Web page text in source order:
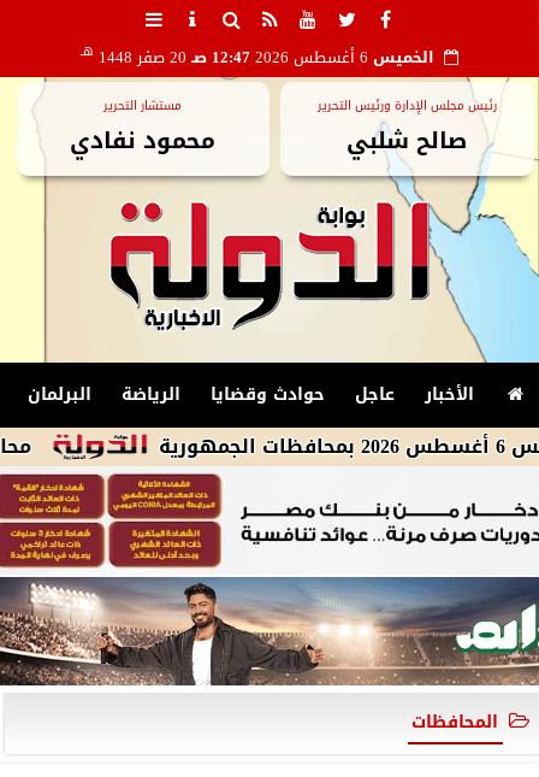
الخميس 12:47 صـ 20 صفر 1448 هـ
رئيس مجلس الإدارة ورئيس التحرير
صالح شلبي
مستشار التحرير
محمود نفادي
الأخبار عاجل حوادث وقضايا الرياضة البرلمان
محافظ
المحافظات